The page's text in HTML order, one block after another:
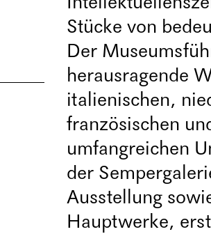
Stücke von
Der
herausragende
italienischen,
französischen
umfangreichen
der
Ausstellung
Hauptwerke,